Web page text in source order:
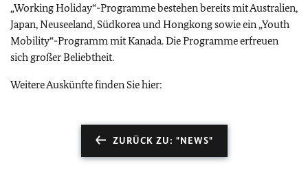
„Working Holiday“-Programme bestehen bereits mit Australien,
Japan, Neuseeland, Südkorea und Hongkong sowie ein „Youth
Mobility“-Programm mit Kanada. Die Programme erfreuen
sich großer Beliebtheit.
Weitere Auskünfte finden Sie hier:
ZURÜCK ZU: "NEWS"